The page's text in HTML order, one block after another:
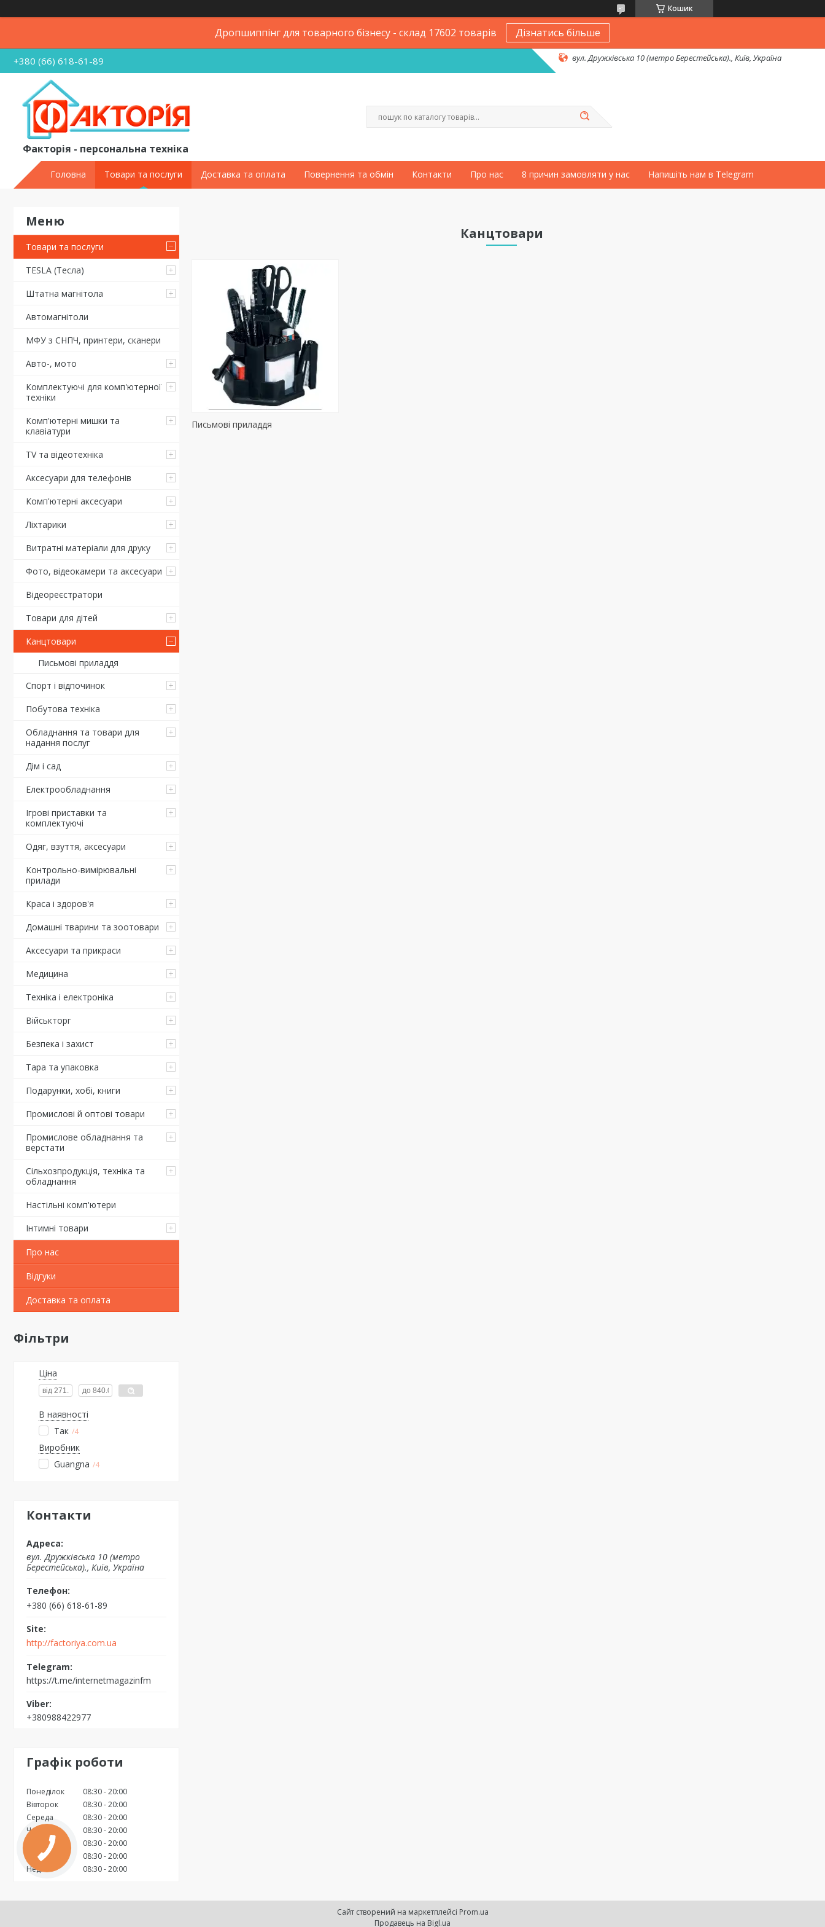
Кошик
Дропшиппінг для товарного бізнесу - склад 17602 товарів Дізнатись більше
+380 (66) 618-61-89 вул. Дружківська 10 (метро Берестейська)., Київ, Україна
Факторія - персональна техніка
Головна Товари та послуги Доставка та оплата Повернення та обмін Контакти Про нас 8 причин замовляти у нас Напишіть нам в Telegram
Товари та послуги
TESLA (Тесла)
Штатна магнітола
Автомагнітоли
МФУ з СНПЧ, принтери, сканери
Авто-, мото
Комплектуючі для комп'ютерної
техніки
Комп'ютерні мишки та
клавіатури
TV та відеотехніка
Аксесуари для телефонів
Комп'ютерні аксесуари
Ліхтарики
Витратні матеріали для друку
Фото, відеокамери та аксесуари
Відеореєстратори
Товари для дітей
Канцтовари
Письмові приладдя
Спорт і відпочинок
Побутова техніка
Обладнання та товари для
надання послуг
Дім і сад
Електрообладнання
Ігрові приставки та
комплектуючі
Одяг, взуття, аксесуари
Контрольно-вимірювальні
прилади
Краса і здоров'я
Домашні тварини та зоотовари
Аксесуари та прикраси
Медицина
Техніка і електроніка
Військторг
Безпека і захист
Тара та упаковка
Подарунки, хобі, книги
Промислові й оптові товари
Промислове обладнання та
верстати
Сільхозпродукція, техніка та
обладнання
Настільні комп'ютери
Інтимні товари
Про нас
Відгуки
Доставка та оплата
Фільтри
Ціна
В наявності
Так 4
Виробник
Guangna
4
Контакти
вул. Дружківська 10 (метро
Берестейська)., Київ, Україна
+380 (66) 618-61-89
http://factoriya.com.ua
https://t.me/internetmagazinfm
+380988422977
Графік роботи
Понеділок 08:30 20:00
Вівторок
08:30 20:00
Середа
08:30 20:00
Четвер
08:30 20:00
Пʼятниця
08:30 20:00
Субота
08:30 20:00
Неділя
08:30 20:00
Канцтовари
Письмові приладдя
Сайт створений на маркетплейсі Prom.ua
Продавець на Bigl.ua